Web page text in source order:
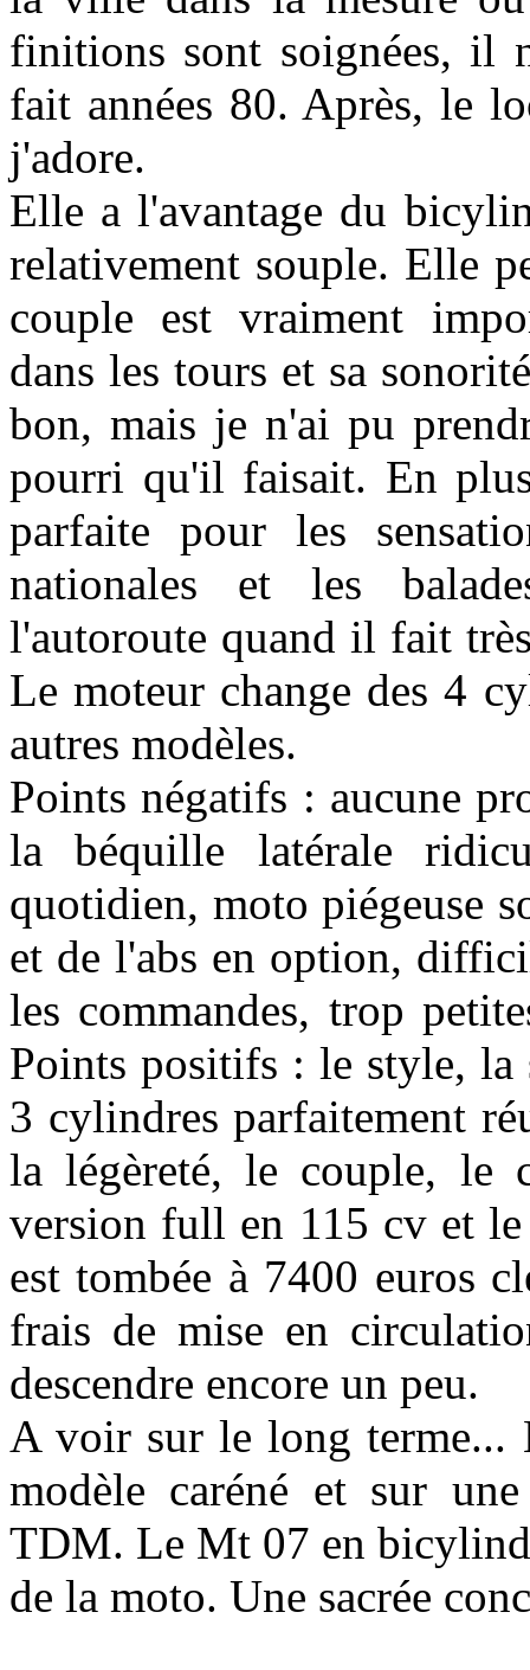
finitions sont soignées, il
fait années 80. Après, le
j'adore.
Elle a l'avantage du
relativement souple. Elle
couple est vraiment
dans les tours et sa
bon, mais je n'ai pu
pourri qu'il faisait. En
parfaite pour les
nationales et les
l'autoroute quand il fait
Le moteur change des 4
autres modèles.
Points négatifs : aucune
la béquille latérale
quotidien, moto piégeuse
et de l'abs en option,
les commandes, trop
Points positifs : le style, la
3 cylindres parfaitement
la légèreté, le couple, le
version full en 115 cv et
est tombée à 7400 euros
frais de mise en
descendre encore un peu.
A voir sur le long terme...
modèle caréné et sur
TDM. Le Mt 07 en
de la moto. Une sacrée